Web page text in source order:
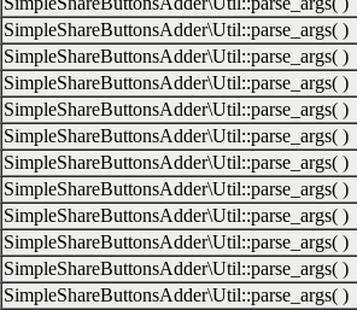
SimpleShareButtonsAdder\Util::parse_args( )
SimpleShareButtonsAdder\Util::parse_args( )
SimpleShareButtonsAdder\Util::parse_args( )
SimpleShareButtonsAdder\Util::parse_args( )
SimpleShareButtonsAdder\Util::parse_args( )
SimpleShareButtonsAdder\Util::parse_args( )
SimpleShareButtonsAdder\Util::parse_args( )
SimpleShareButtonsAdder\Util::parse_args( )
SimpleShareButtonsAdder\Util::parse_args( )
SimpleShareButtonsAdder\Util::parse_args( )
SimpleShareButtonsAdder\Util::parse_args( )